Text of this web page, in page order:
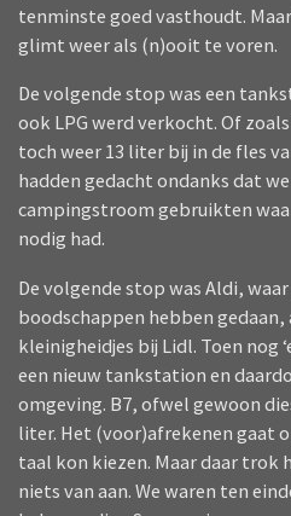
tenminste goed vasthoudt.
glimt weer als (n)ooit te voren.
De volgende stop was een
ook LPG werd verkocht. Of
toch weer 13 liter bij in de fles
hadden gedacht ondanks dat
campingstroom gebruikten
nodig had.
De volgende stop was Aldi,
boodschappen hebben
kleinigheidjes bij Lidl. Toen nog
een nieuw tankstation en
omgeving. B7, ofwel gewoon
liter. Het (voor)afrekenen gaat
taal kon kiezen. Maar daar trok
niets van aan. We waren ten